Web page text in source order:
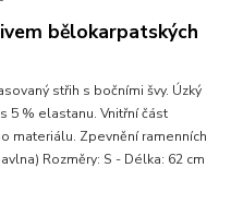
bělokarpatských
střih s bočními švy. Úzký
5 % elastanu. Vnitřní část
materiálu. Zpevnění ramenních
Rozměry: S - Délka: 62 cm